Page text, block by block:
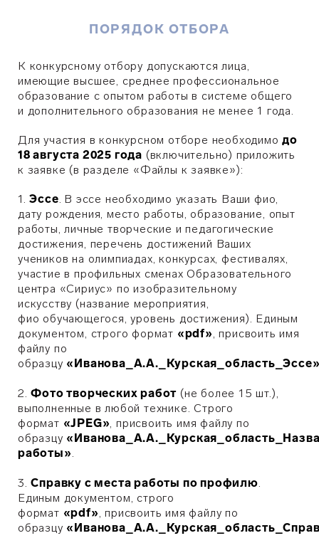
ПОРЯДОК ОТБОРА
К конкурсному отбору допускаются лица,
имеющие высшее, среднее профессиональное
образование с опытом работы в системе общего
и дополнительного образования не менее 1 года.
Для участия в конкурсном отборе необходимодо
18 августа 2025 года (включительно) приложить
к заявке (в разделе «Файлы к заявке»):
1.Эссе. В эссе необходимо указать Ваши фио,
дату рождения, место работы, образование, опыт
работы, личные творческие и педагогические
достижения, перечень достижений Ваших
учеников на олимпиадах, конкурсах, фестивалях,
участие в профильных сменах Образовательного
центра «Сириус» по изобразительному
искусству (название мероприятия,
фио обучающегося, уровень достижения). Единым
документом, строго формат «pdf», присвоить имя
файлу по
образцу
2.Фото творческих работ (не более 15 шт.),
выполненные в любой технике. Строго
формат «JPEG», присвоить имя файлу по
образцу
работы».
3.Справку с места работы по профилю.
Единым документом, строго
формат «pdf», присвоить имя файлу по
образцу